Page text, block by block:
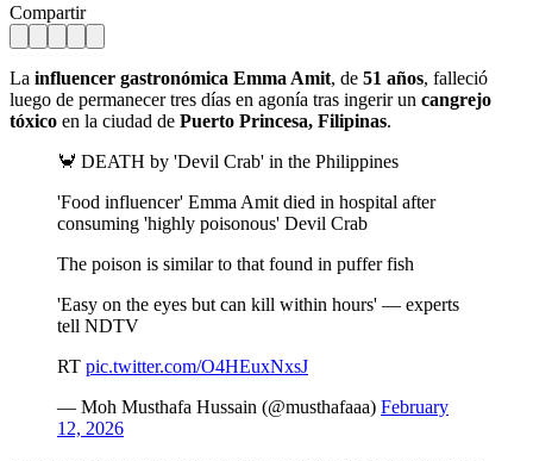
Compartir
La influencer gastronómica Emma Amit, de 51 años, falleció
luego de permanecer tres días en agonía tras ingerir un cangrejo
tóxico en la ciudad de Puerto Princesa, Filipinas.
🦀 DEATH by 'Devil Crab' in the Philippines
'Food influencer' Emma Amit died in hospital after
consuming 'highly poisonous' Devil Crab
The poison is similar to that found in puffer fish
'Easy on the eyes but can kill within hours' — experts
tell NDTV
RT pic.twitter.com/O4HEuxNxsJ
— Moh Musthafa Hussain (@musthafaaa) February
12, 2026